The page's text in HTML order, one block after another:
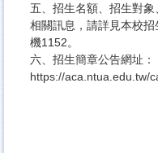
五、招生名額、招生對
相關訊息，請詳見本校
機1152。
六、招生簡章公告網址：
https://aca.ntua.edu.tw/